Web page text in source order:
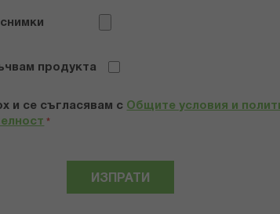
продукта
и се съгласявам с Общите условия и
*
ИЗПРАТИ